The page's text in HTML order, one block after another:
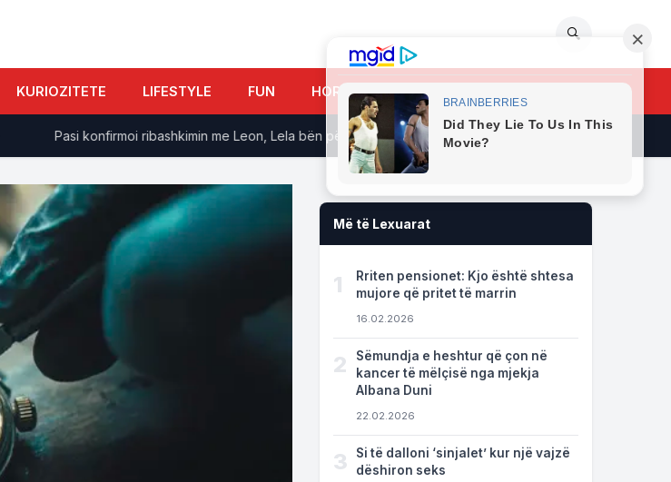
🔍
KURIOZITETE LIFESTYLE FUN HOROSKOPI
Pasi konfirmoi ribashkimin me Leon, Lela bën përshëndetjen unike për ndjekësit
Më të Lexuarat
1
Rriten pensionet: Kjo është shtesa
mujore që pritet të marrin
16.02.2026
2
Sëmundja e heshtur që çon në
kancer të mëlçisë nga mjekja
Albana Duni
22.02.2026
3
Si të dalloni ‘sinjalet’ kur një vajzë
dëshiron seks